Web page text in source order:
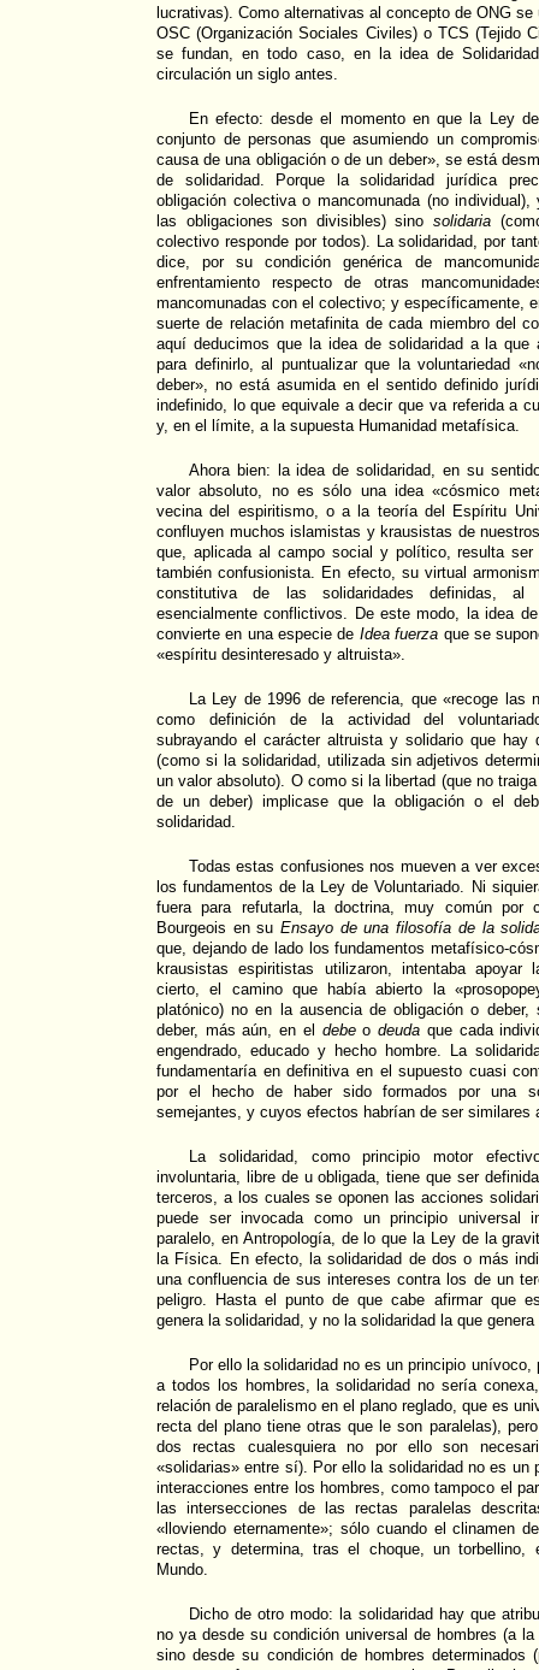
lucrativas). Como alternativas al concepto de ONG
OSC (Organización Sociales Civiles) o TCS (Tejido
se fundan, en todo caso, en la idea de
circulación un siglo antes.
En efecto: desde el momento en que la Ley
conjunto de personas que asumiendo un
causa de una obligación o de un deber», se está
de solidaridad. Porque la solidaridad jurídica
obligación colectiva o mancomunada (no
las obligaciones son divisibles) sino solidaria
colectivo responde por todos). La solidaridad, por
dice, por su condición genérica de
enfrentamiento respecto de otras
mancomunadas con el colectivo; y específicamente,
suerte de relación metafinita de cada miembro del
aquí deducimos que la idea de solidaridad a la que
para definirlo, al puntualizar que la voluntariedad
deber», no está asumida en el sentido definido
indefinido, lo que equivale a decir que va referida a
y, en el límite, a la supuesta Humanidad metafísica.
Ahora bien: la idea de solidaridad, en su
valor absoluto, no es sólo una idea «cósmico
vecina del espiritismo, o a la teoría del Espíritu
confluyen muchos islamistas y krausistas de
que, aplicada al campo social y político, resulta
también confusionista. En efecto, su virtual
constitutiva de las solidaridades definidas, al
esencialmente conflictivos. De este modo, la idea
convierte en una especie de Idea fuerza que se
«espíritu desinteresado y altruista».
La Ley de 1996 de referencia, que «recoge las
como definición de la actividad del
subrayando el carácter altruista y solidario que hay
(como si la solidaridad, utilizada sin adjetivos
un valor absoluto). O como si la libertad (que no
de un deber) implicase que la obligación o el
solidaridad.
Todas estas confusiones nos mueven a ver
los fundamentos de la Ley de Voluntariado. Ni
fuera para refutarla, la doctrina, muy común por
Bourgeois en suEnsayo de una filosofía de la
que, dejando de lado los fundamentos metafísico-
krausistas espiritistas utilizaron, intentaba apoyar
cierto, el camino que había abierto la
platónico) no en la ausencia de obligación o
deber, más aún, en el debeodeuda que cada
engendrado, educado y hecho hombre. La
fundamentaría en definitiva en el supuesto cuasi
por el hecho de haber sido formados por una
semejantes, y cuyos efectos habrían de ser similares
La solidaridad, como principio motor
involuntaria, libre de u obligada, tiene que ser
terceros, a los cuales se oponen las acciones
puede ser invocada como un principio universal
paralelo, en Antropología, de lo que la Ley de la
la Física. En efecto, la solidaridad de dos o más
una confluencia de sus intereses contra los de un
peligro. Hasta el punto de que cabe afirmar que
genera la solidaridad, y no la solidaridad la que
Por ello la solidaridad no es un principio unívoco,
a todos los hombres, la solidaridad no sería
relación de paralelismo en el plano reglado, que es
recta del plano tiene otras que le son paralelas),
dos rectas cualesquiera no por ello son
«solidarias» entre sí). Por ello la solidaridad no es un
interacciones entre los hombres, como tampoco el
las intersecciones de las rectas paralelas
«lloviendo eternamente»; sólo cuando el clinamen
rectas, y determina, tras el choque, un torbellino,
Mundo.
Dicho de otro modo: la solidaridad hay que
no ya desde su condición universal de hombres (a
sino desde su condición de hombres determinados